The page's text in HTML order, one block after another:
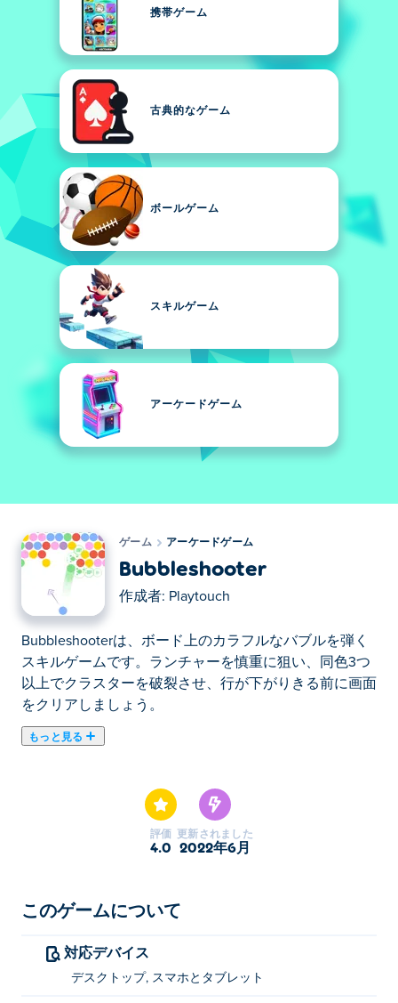
携帯ゲーム
古典的なゲーム
ボールゲーム
スキルゲーム
アーケードゲーム
ゲーム アーケードゲーム
Bubbleshooter
作成者: Playtouch
Bubbleshooterは、ボード上のカラフルなバブルを弾く
スキルゲームです。ランチャーを慎重に狙い、同色3つ
以上でクラスターを破裂させ、行が下がりきる前に画面
をクリアしましょう。
もっと見る
評価
4.0
更新されました
2022年6月
このゲームについて
対応デバイス
デスクトップ, スマホとタブレット